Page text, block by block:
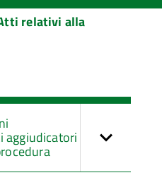
relativi alla
aggiudicatori